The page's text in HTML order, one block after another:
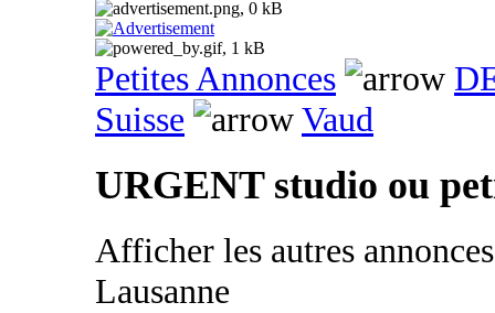
Petites Annonces
Suisse
Vaud
URGENT studio ou
Afficher les autres
Lausanne